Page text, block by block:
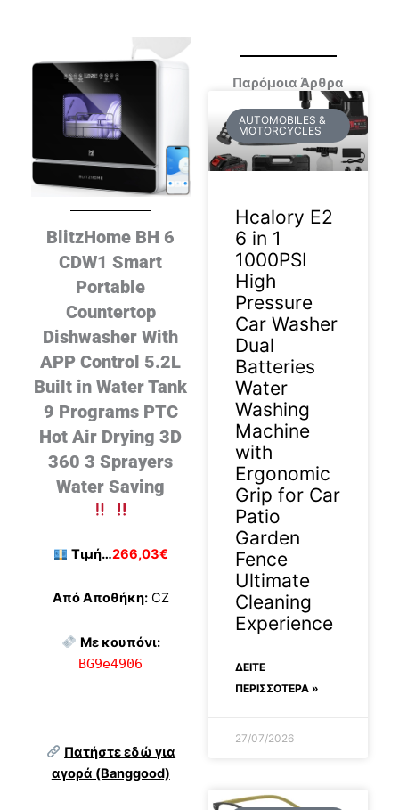
BlitzHome BH 6
CDW1 Smart
Portable
Countertop
Dishwasher With
APP Control 5.2L
Built in Water Tank
9 Programs PTC
Hot Air Drying 3D
360 3 Sprayers
Water Saving
Τιμή…266,03€
Από Αποθήκη:CZ
Με κουπόνι:
BG9e4906
Πατήστε εδώ για
αγορά (Banggood)
Παρόμοια Άρθρα
AUTOMOBILES &
MOTORCYCLES
Hcalory E2
6 in 1
1000PSI
High
Pressure
Car Washer
Dual
Batteries
Water
Washing
Machine
with
Ergonomic
Grip for Car
Patio
Garden
Fence
Ultimate
Cleaning
Experience
ΔΕΊΤΕ
ΠΕΡΙΣΣΟΤΕΡΑ »
27/07/2026